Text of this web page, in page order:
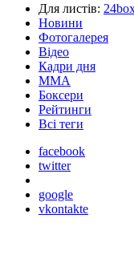
Для листів:
Новини
Фотогалерея
Відео
Кадри дня
ММА
Боксери
Рейтинги
Всі теги
facebook
twitter
google
vkontakte